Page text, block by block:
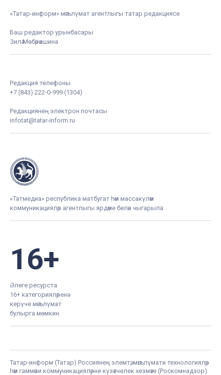
«Татар-информ» мәгълүмат агентлыгы татар редакциясе
Баш редактор урынбасары
Зилә Мөбәрәкшина
Редакция телефоны
+7 (843) 222-0-999 (1304)
Редакциянең электрон почтасы
infotat@tatar-inform.ru
«Татмедиа» республика матбугат һәм массакүләм
коммуникацияләр агентлыгы ярдәме белән чыгарыла.
16+
Әлеге ресурста
16+ категорияләренә
керүче мәгълүмат
булырга мөмкин.
Татар-информ (Татар) Россиянең элемтә, мәгълүмати технологияләр
һәм гаммәви коммуникацияләрне күзәтчелек хезмәте (Роскомнадзор)